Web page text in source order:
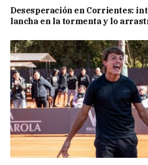
Desesperación en Corrientes:
lancha en la tormenta y lo